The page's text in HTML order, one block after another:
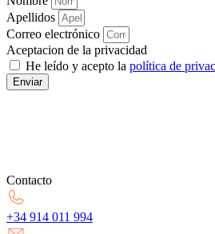
Apellidos
Correo electrónico
Aceptacion de la privacidad
He leído y acepto la política de
Enviar
Contacto
+34 914 011 994